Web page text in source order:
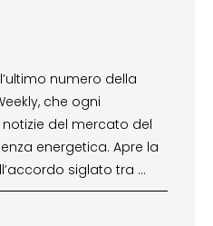
numero della
che ogni
del mercato del
energetica. Apre la
siglato tra …